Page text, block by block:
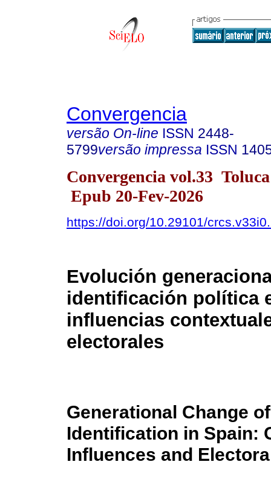
Convergencia
versão On-line ISSN 2448-
5799versão impressa ISSN
Convergencia vol.33
Epub 20-Fev-2026
https://doi.org/10.29101/
Evolución
identificación política
influencias
electorales
Generational Change
Identification in Spain:
Influences and